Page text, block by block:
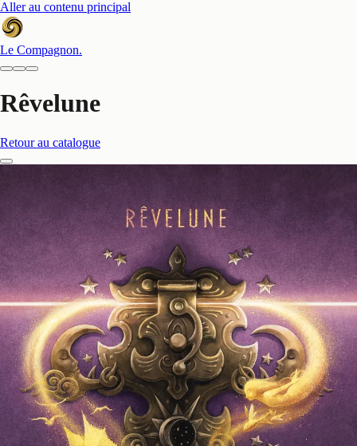
Aller au contenu principal
Le Compagnon.
Rêvelune
Retour au catalogue